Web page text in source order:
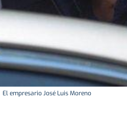
El empresario José Luis Moreno